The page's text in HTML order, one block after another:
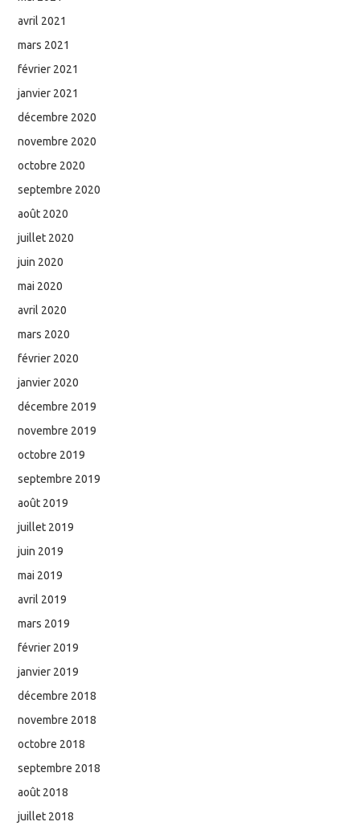
avril 2021
mars 2021
février 2021
janvier 2021
décembre 2020
novembre 2020
octobre 2020
septembre 2020
août 2020
juillet 2020
juin 2020
mai 2020
avril 2020
mars 2020
février 2020
janvier 2020
décembre 2019
novembre 2019
octobre 2019
septembre 2019
août 2019
juillet 2019
juin 2019
mai 2019
avril 2019
mars 2019
février 2019
janvier 2019
décembre 2018
novembre 2018
octobre 2018
septembre 2018
août 2018
juillet 2018